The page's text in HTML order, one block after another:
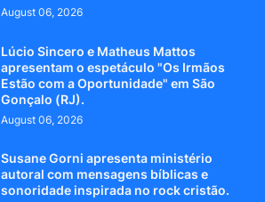
August 06, 2026
Lúcio Sincero e Matheus Mattos
apresentam o espetáculo "Os Irmãos
Estão com a Oportunidade" em São
Gonçalo (RJ).
August 06, 2026
Susane Gorni apresenta ministério
autoral com mensagens bíblicas e
sonoridade inspirada no rock cristão.